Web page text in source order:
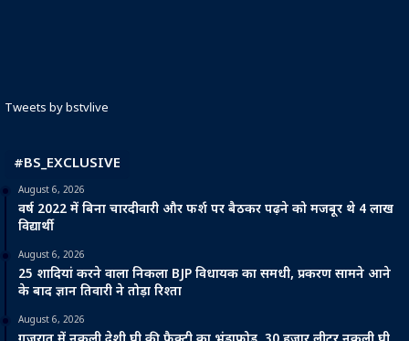
Tweets by bstvlive
#BS_EXCLUSIVE
August 6, 2026
वर्ष 2022 में बिना चारदीवारी और फर्श पर बैठकर पढ़ने को मजबूर थे 4 लाख
विद्यार्थी
August 6, 2026
25 शादियां करने वाला निकला BJP विधायक का समधी, प्रकरण सामने आने
के बाद ज्ञान तिवारी ने तोड़ा रिश्ता
August 6, 2026